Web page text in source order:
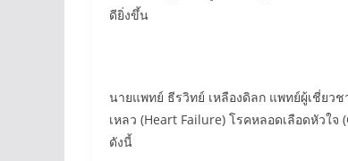
ดียิ่งขึ้น
นายแพทย์ ธีรวิทย์ เหลืองดิลก แพทย์ผู้เชี่ยว
เหลว (Heart Failure) โรคหลอดเลือดหัวใ
ดังนี้